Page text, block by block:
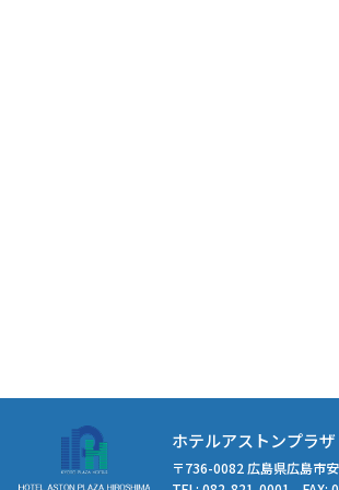
ホテルアストンプラザ
〒736-0082 広島県広島市